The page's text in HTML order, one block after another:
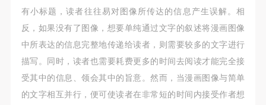
有小标题，读者往往易对图像所传达的信息产生误解。相
反，如果没有了图像，想要单纯通过文字的叙述将漫画图像
中所表达的信息完整地传递给读者，则需要较多的文字进行
描写。同时，读者也需要耗费更多的时间去阅读才能完全接
受其中的信息、领会其中的旨意。然而，当漫画图像与简单
的文字相互并行，便可使读者在非常短的时间内接受作者想